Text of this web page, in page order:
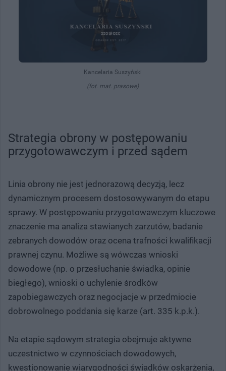
Kancelaria Suszyński
(fot. mat. prasowe)
Strategia obrony w postępowaniu
przygotowawczym i przed sądem
Linia obrony nie jest jednorazową decyzją, lecz
dynamicznym procesem dostosowywanym do etapu
sprawy. W postępowaniu przygotowawczym kluczowe
znaczenie ma analiza stawianych zarzutów, badanie
zebranych dowodów oraz ocena trafności kwalifikacji
prawnej czynu. Możliwe są wówczas wnioski
dowodowe (np. o przesłuchanie świadka, opinie
biegłego), wnioski o uchylenie środków
zapobiegawczych oraz negocjacje w przedmiocie
dobrowolnego poddania się karze (art. 335 k.p.k.).
Na etapie sądowym strategia obejmuje aktywne
uczestnictwo w czynnościach dowodowych,
kwestionowanie wiarygodności świadków oskarżenia,